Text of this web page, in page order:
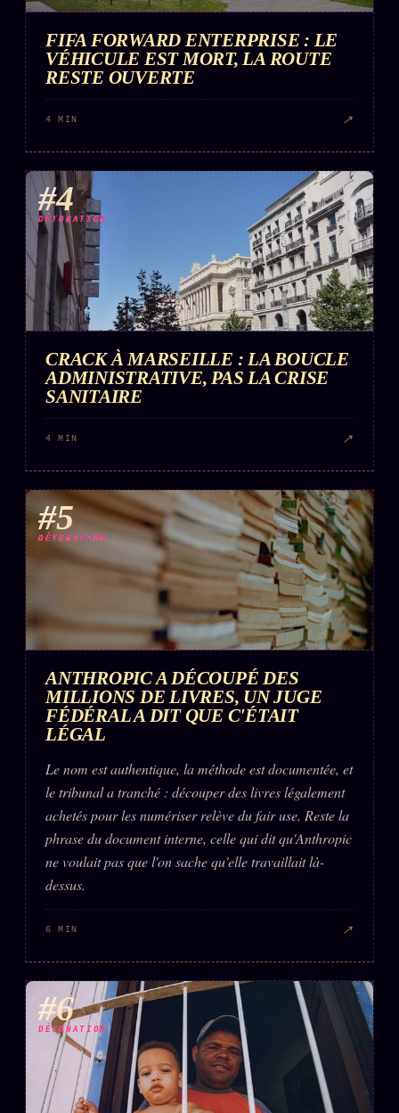
FIFA FORWARD ENTERPRISE : LE
VÉHICULE EST MORT, LA ROUTE
RESTE OUVERTE
4 MIN ↗
#4
DÉTONATION
CRACK À MARSEILLE : LA BOUCLE
ADMINISTRATIVE, PAS LA CRISE
SANITAIRE
4 MIN ↗
#5
DÉTONATION
ANTHROPIC A DÉCOUPÉ DES
MILLIONS DE LIVRES, UN JUGE
FÉDÉRAL A DIT QUE C'ÉTAIT
LÉGAL
Le nom est authentique, la méthode est documentée, et
le tribunal a tranché : découper des livres légalement
achetés pour les numériser relève du fair use. Reste la
phrase du document interne, celle qui dit qu'Anthropic
ne voulait pas que l'on sache qu'elle travaillait là-
dessus.
6 MIN ↗
#6
DÉTONATION